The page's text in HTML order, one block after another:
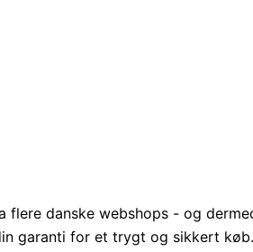
flere danske webshops - og
garanti for et trygt og sikkert køb.